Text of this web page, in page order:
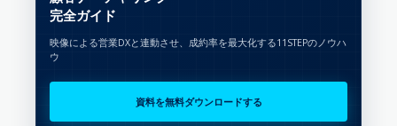
完全ガイド
映像による営業DXと連動させ、成約率を最大化する11STEPのノウハ
ウ
資料を無料ダウンロードする